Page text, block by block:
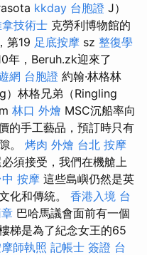
kkday 台胞證 J）
技術士 克勞利博物館的
第19 足底按摩 sz 整復學
年，Beruh.zk迎來了
網 台胞證 約翰·林格林
）林格兄弟（Ringling
林口 外燴 MSC沉船率向
的手工藝品，預訂時只有
。 烤肉 外燴 台北 按摩
須接受，我們在機艙上
中 按摩 這些島嶼仍然是英
化和傳統。 香港入境 台
巴哈馬議會面前有一個
梯是為了紀念女王的65
師執照 記帳士 簽證 台